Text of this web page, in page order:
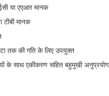
या एएआर मानक
मानक
तक की गति के लिए उपयुक्त
के साथ एकीकरण सहित बहुमुखी अनुप्रयोग